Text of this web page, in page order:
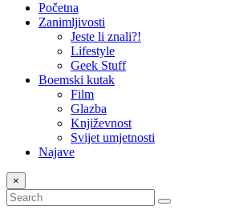
Početna
Zanimljivosti
Jeste li znali?!
Lifestyle
Geek Stuff
Boemski kutak
Film
Glazba
Književnost
Svijet umjetnosti
Najave
×